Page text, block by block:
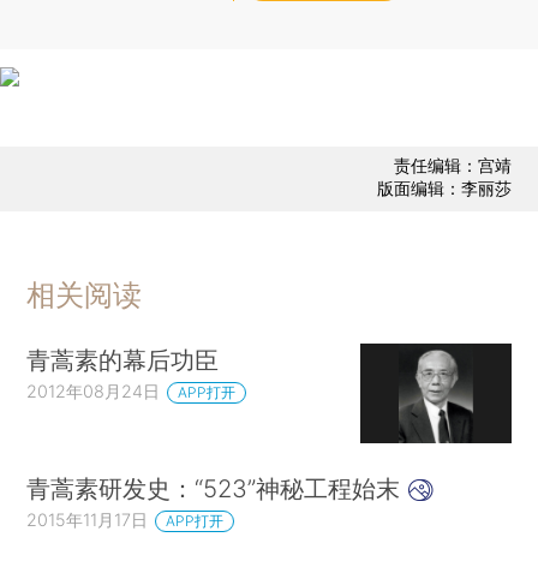
责任编辑：宫靖
版面编辑：李丽莎
相关阅读
青蒿素的幕后功臣
2012年08月24日 APP打开
青蒿素研发史：“523”神秘工程始末
2015年11月17日 APP打开